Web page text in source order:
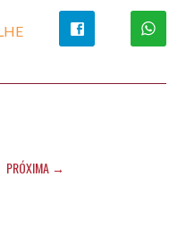
PRÓXIMA →